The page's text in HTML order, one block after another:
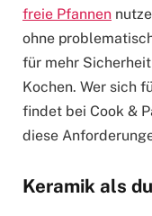
freie Pfannen
ohne
für mehr
Kochen. Wer sich
findet bei Cook &
diese
Keramik als